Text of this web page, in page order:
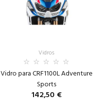
Vidros
Vidro para CRF1100L Adventure
Sports
142,50 €